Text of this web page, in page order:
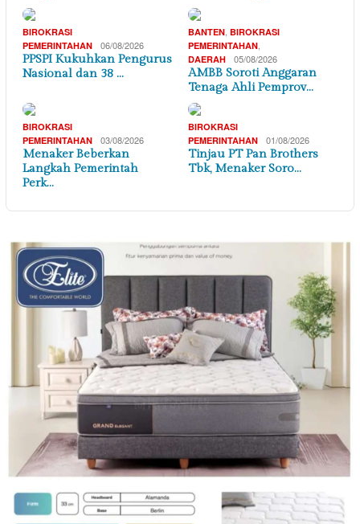
BIROKRASI
PEMERINTAHAN
06/08/2026
PPSPI Kukuhkan Pengurus
Nasional dan 38 …
BANTEN BIROKRASI
PEMERINTAHAN
DAERAH 05/08/2026
AMBB Soroti Anggaran
Tenaga Ahli Pemprov…
BIROKRASI
PEMERINTAHAN
03/08/2026
Menaker Beberkan
Langkah Pemerintah
Perk…
BIROKRASI
PEMERINTAHAN
01/08/2026
Tinjau PT Pan Brothers
Tbk, Menaker Soro…